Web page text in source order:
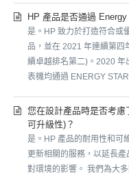
HP 產品是否通過 Energy
是。HP 致力於打造符合或
品，並在 2021 年連續第四
續卓越排名第二)。2020 年
表機均通過 ENERGY
您在設計產品時是否考
可升級性)？
是。HP 產品的耐用性和可
更新相關的服務，以延長
對環境的影響。 我們為大